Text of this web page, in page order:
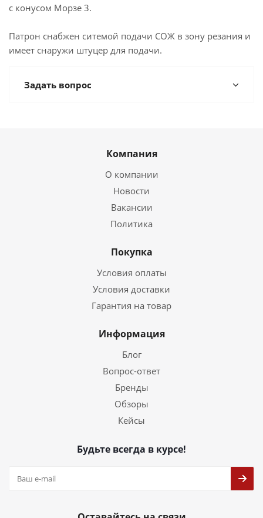
с конусом Морзе 3.
Патрон снабжен ситемой подачи СОЖ в зону резания и
имеет снаружи штуцер для подачи.
Задать вопрос
Компания
О компании
Новости
Вакансии
Политика
Покупка
Условия оплаты
Условия доставки
Гарантия на товар
Информация
Блог
Вопрос-ответ
Бренды
Обзоры
Кейсы
Будьте всегда в курсе!